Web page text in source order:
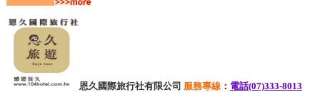
恩久國際旅行社有限公司 服務專線 ： 電話(07)333-8013